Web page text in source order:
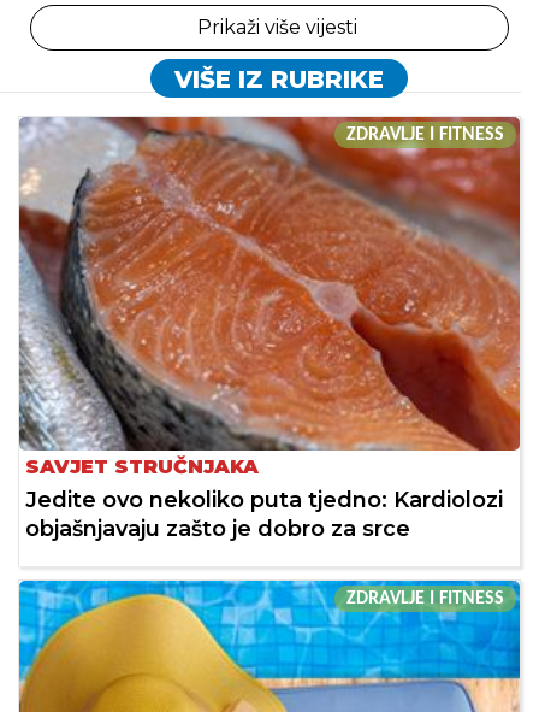
Prikaži više vijesti
VIŠE IZ RUBRIKE
ZDRAVLJE I FITNESS
SAVJET STRUČNJAKA
Jedite ovo nekoliko puta tjedno: Kardiolozi
objašnjavaju zašto je dobro za srce
ZDRAVLJE I FITNESS